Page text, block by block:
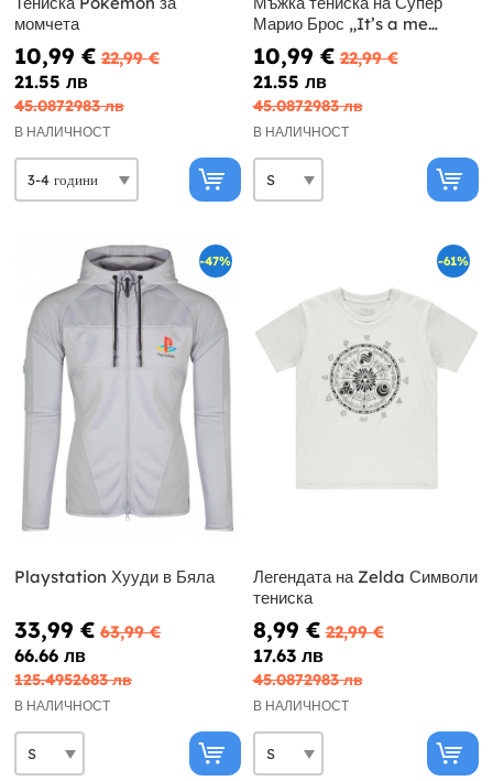
момчета
10,99 € 22,99 €
21.55 лв
45.0872983 лв
В НАЛИЧНОСТ
Марио Брос „It’s a me
Mario“.
10,99 € 22,99 €
21.55 лв
45.0872983 лв
В НАЛИЧНОСТ
-47%
Playstation Хууди в Бяла
33,99 € 63,99 €
66.66 лв
125.4952683 лв
В НАЛИЧНОСТ
-61%
Легендата на Zelda Символи
тениска
8,99 € 22,99 €
17.63 лв
45.0872983 лв
В НАЛИЧНОСТ